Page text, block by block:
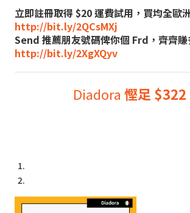
立即註冊取得 $20 運費試用，買均全歐
http://bit.ly/2QCsMXj
Send 推薦朋友號碼俾你個 Frd，齊齊賺
http://bit.ly/2XgXQyv
Diadora 慳足 $322